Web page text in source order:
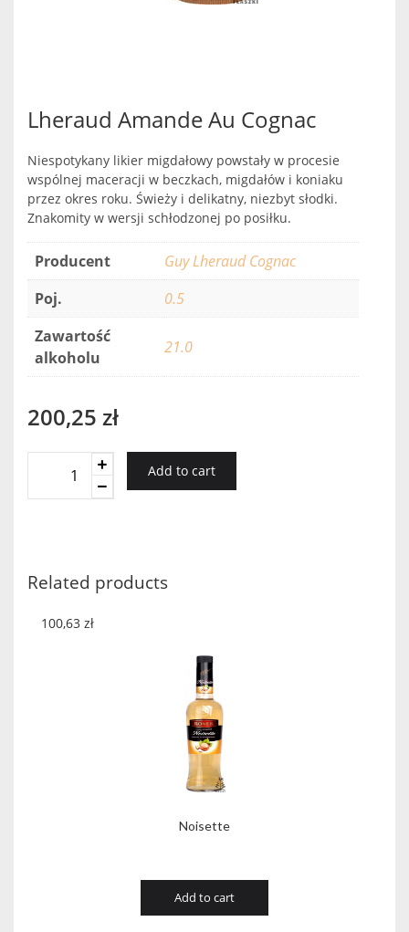
Lheraud Amande Au Cognac
Niespotykany likier migdałowy powstały w procesie
wspólnej maceracji w beczkach, migdałów i koniaku
przez okres roku. Świeży i delikatny, niezbyt słodki.
Znakomity w wersji schłodzonej po posiłku.
Producent
Guy Lheraud Cognac
Poj.
0.5
Zawartość
alkoholu
21.0
200,25 zł
Amande
Add to cart
Related products
Noisette
100,63 zł
Add to cart